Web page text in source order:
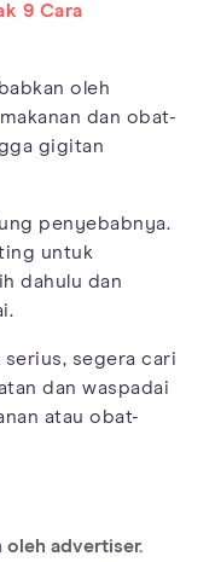
9 Cara
oleh
dan obat-
gigitan
penyebabnya.
untuk
dahulu dan
segera cari
dan waspadai
atau obat-
oleh advertiser.